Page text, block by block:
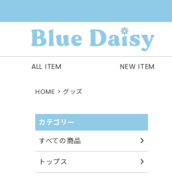
ALL ITEM NEW ITEM
HOME グッズ
カテゴリー
すべての商品
トップス